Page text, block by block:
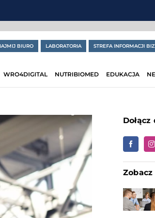
BIURO LABORATORIA STREFA INFORMACJI
WRO4DIGITAL NUTRIBIOMED EDUKACJA